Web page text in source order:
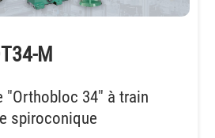
M
"Orthobloc 34" à train
spiroconique